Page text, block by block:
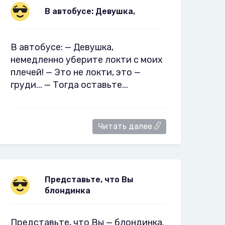
В автобусе: Девушка,
В автобусе: — Девушка,
немедленно уберите локти с моих
плечей! — Это не локти, это —
груди... — Тогда оставьте...
Читать далее
Представьте, что Вы
блондинка
Представьте, что Вы — блондинка.